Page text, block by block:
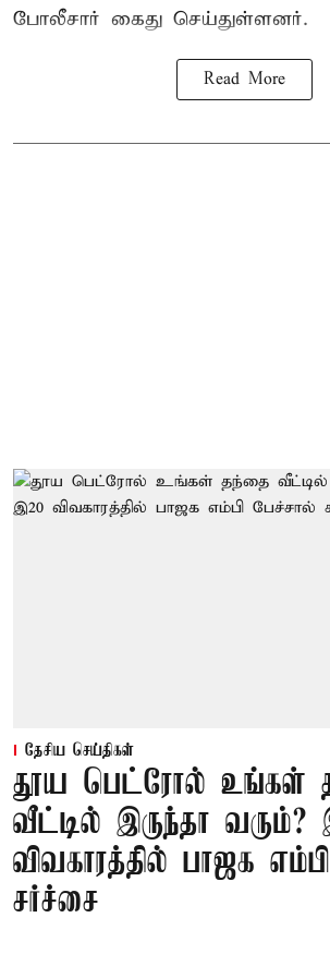
போலீசார் கைது செய்துள்ளனர்.
Read More
தேசிய செய்திகள்
தூய பெட்ரோல் உங்கள்
வீட்டில் இருந்தா வரும்?
விவகாரத்தில் பாஜக
சர்ச்சை